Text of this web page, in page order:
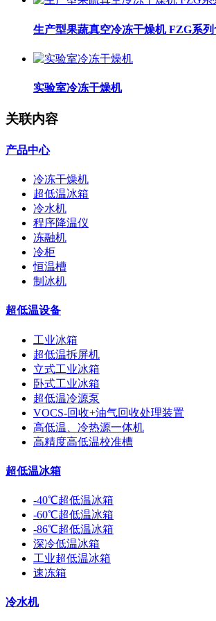
生产型果蔬真空冷冻干燥机 FZG系
实验室冷冻干燥机
关联内容
产品中心
冷冻干燥机
超低温冰箱
冷水机
程序降温仪
冻融机
冷柜
恒温槽
制冰机
超低温设备
工业冰箱
超低温拆屏机
立式工业冰箱
卧式工业冰箱
超低温冷源泵
VOCS-回收+油气回收处理装置
高低温、冷热源一体机
高精度高低温校准槽
超低温冰箱
-40℃超低温冰箱
-60℃超低温冰箱
-86℃超低温冰箱
深冷低温冰箱
工业超低温冰箱
速冻箱
冷水机